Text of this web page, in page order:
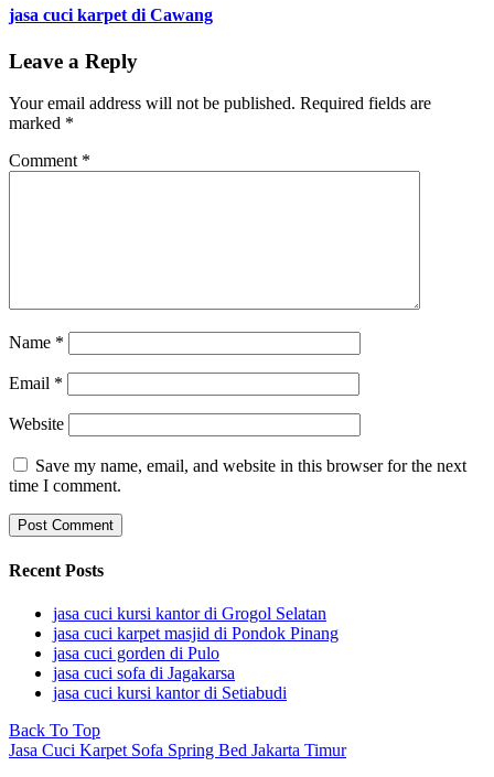
jasa cuci karpet di Cawang
Leave a Reply
Your email address will not be published. Required fields are
marked *
Comment *
Name *
Email *
Website
Save my name, email, and website in this browser for the next
time I comment.
Recent Posts
jasa cuci kursi kantor di Grogol Selatan
jasa cuci karpet masjid di Pondok Pinang
jasa cuci gorden di Pulo
jasa cuci sofa di Jagakarsa
jasa cuci kursi kantor di Setiabudi
Back To Top
Jasa Cuci Karpet Sofa Spring Bed Jakarta Timur